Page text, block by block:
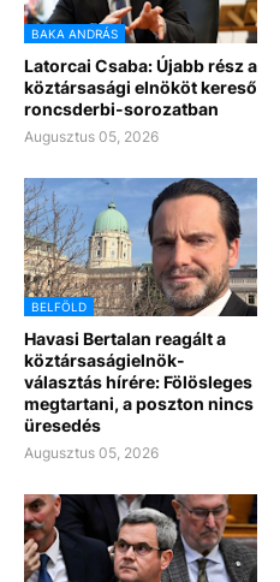
BAKA ANDRÁS
Latorcai Csaba: Újabb rész a
köztársasági elnököt kereső
roncsderbi-sorozatban
Augusztus 05, 2026
BELFÖLD
Havasi Bertalan reagált a
köztársaságielnök-
választás hírére: Fölösleges
megtartani, a poszton nincs
üresedés
Augusztus 05, 2026